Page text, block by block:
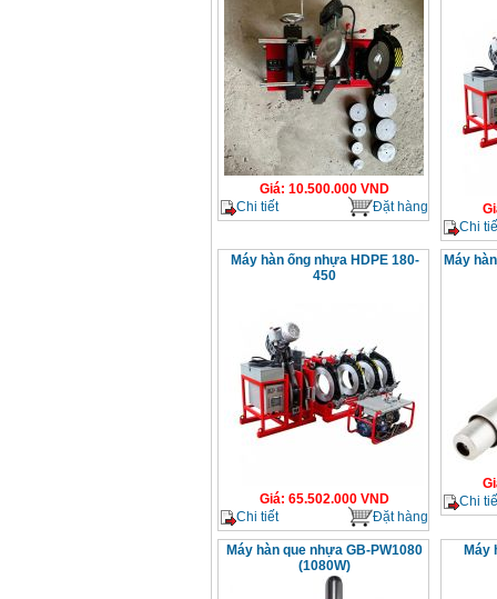
Giá: 10.500.000 VND
Chi tiết
Đặt hàng
Chi
Máy hàn ống nhựa HDPE 180-
450
Giá: 65.502.000 VND
Chi tiết
Đặt hàng
Máy
Chi
Máy hàn que nhựa GB-PW1080
(1080W)
Máy